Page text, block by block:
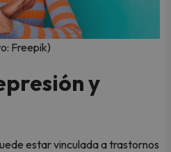
Freepik)
y
estar vinculada a trastornos